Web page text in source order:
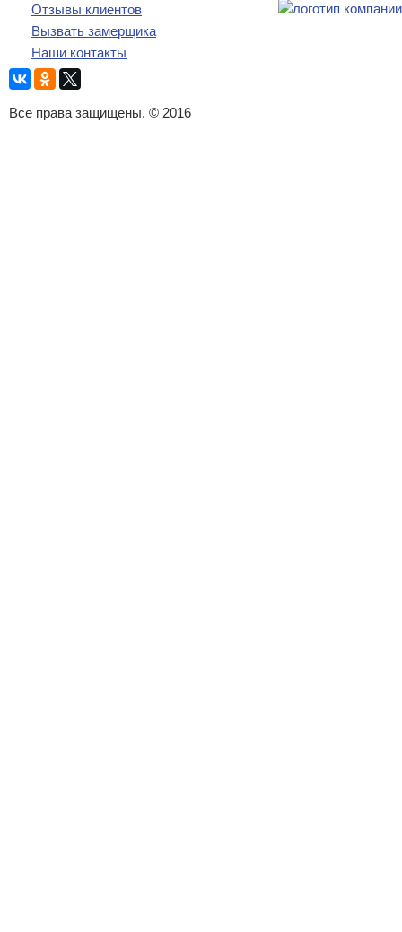
Отзывы клиентов
Вызвать замерщика
Наши контакты
Все права защищены. © 2016